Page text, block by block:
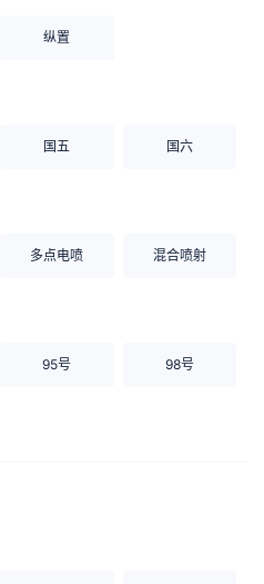
纵置
国五 国六
多点电喷 混合喷射
95号 98号